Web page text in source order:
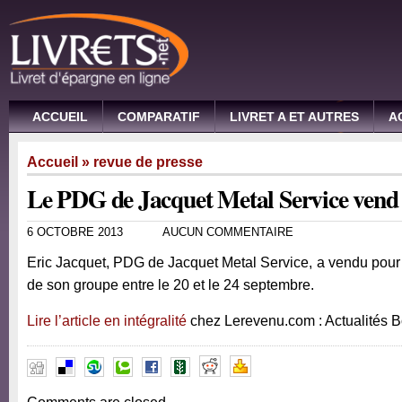
ACCUEIL COMPARATIF LIVRET A ET AUTRES
Accueil » revue de presse
Le PDG de Jacquet Metal Service
6 OCTOBRE 2013 AUCUN COMMENTAIRE
Eric Jacquet, PDG de Jacquet Metal Service, a vendu
de son groupe entre le 20 et le 24 septembre.
Lire l’article en intégralité chez Lerevenu.com : Actualités